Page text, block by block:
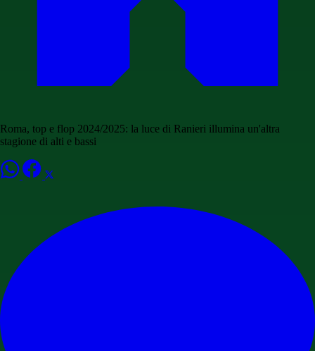
Roma, top e flop 2024/2025: la luce di Ranieri illumina un'altra
stagione di alti e bassi